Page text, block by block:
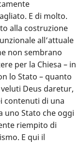
E di molto.
alla costruzione
all’attuale
non sembrano
per la Chiesa – in
lo Stato – quanto
Deus daretur,
contenuti di una
uno Stato che oggi
riempito di
E qui il